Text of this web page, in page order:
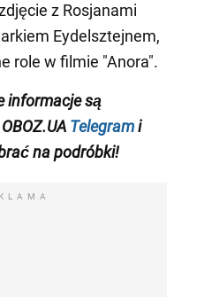
z Rosjanami
Eydelsztejnem,
role w filmie "Anora".
informacje są
Telegrami
na podróbki!